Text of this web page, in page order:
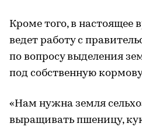
Кроме того, в настоящее
ведет работу с
по вопросу выделения
под собственную
«Нам нужна земля
выращивать пшеницу,